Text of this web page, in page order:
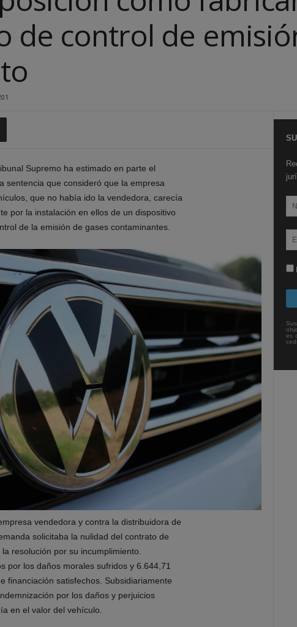
de control de
Supremo ha estimado en parte el
sentencia que consideró que la empresa
que no había ido la vendedora, carecía
por la instalación en ellos de un dispositivo
de la emisión de gases contaminantes.
vendedora y contra la distribuidora de
solicitaba la nulidad del contrato de
la resolución por su incumplimiento.
por los daños morales sufridos y 6.644,71
financiación satisfechos. Subsidiariamente
por los daños y perjuicios
en el valor del vehículo.
es